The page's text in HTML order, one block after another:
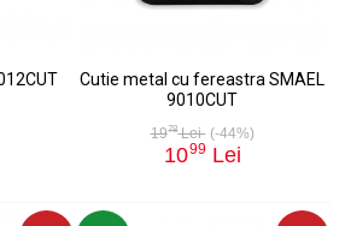
Cutie metal cu fereastra SMAEL
9010CUT
1978Lei (-44%)
1099 Lei